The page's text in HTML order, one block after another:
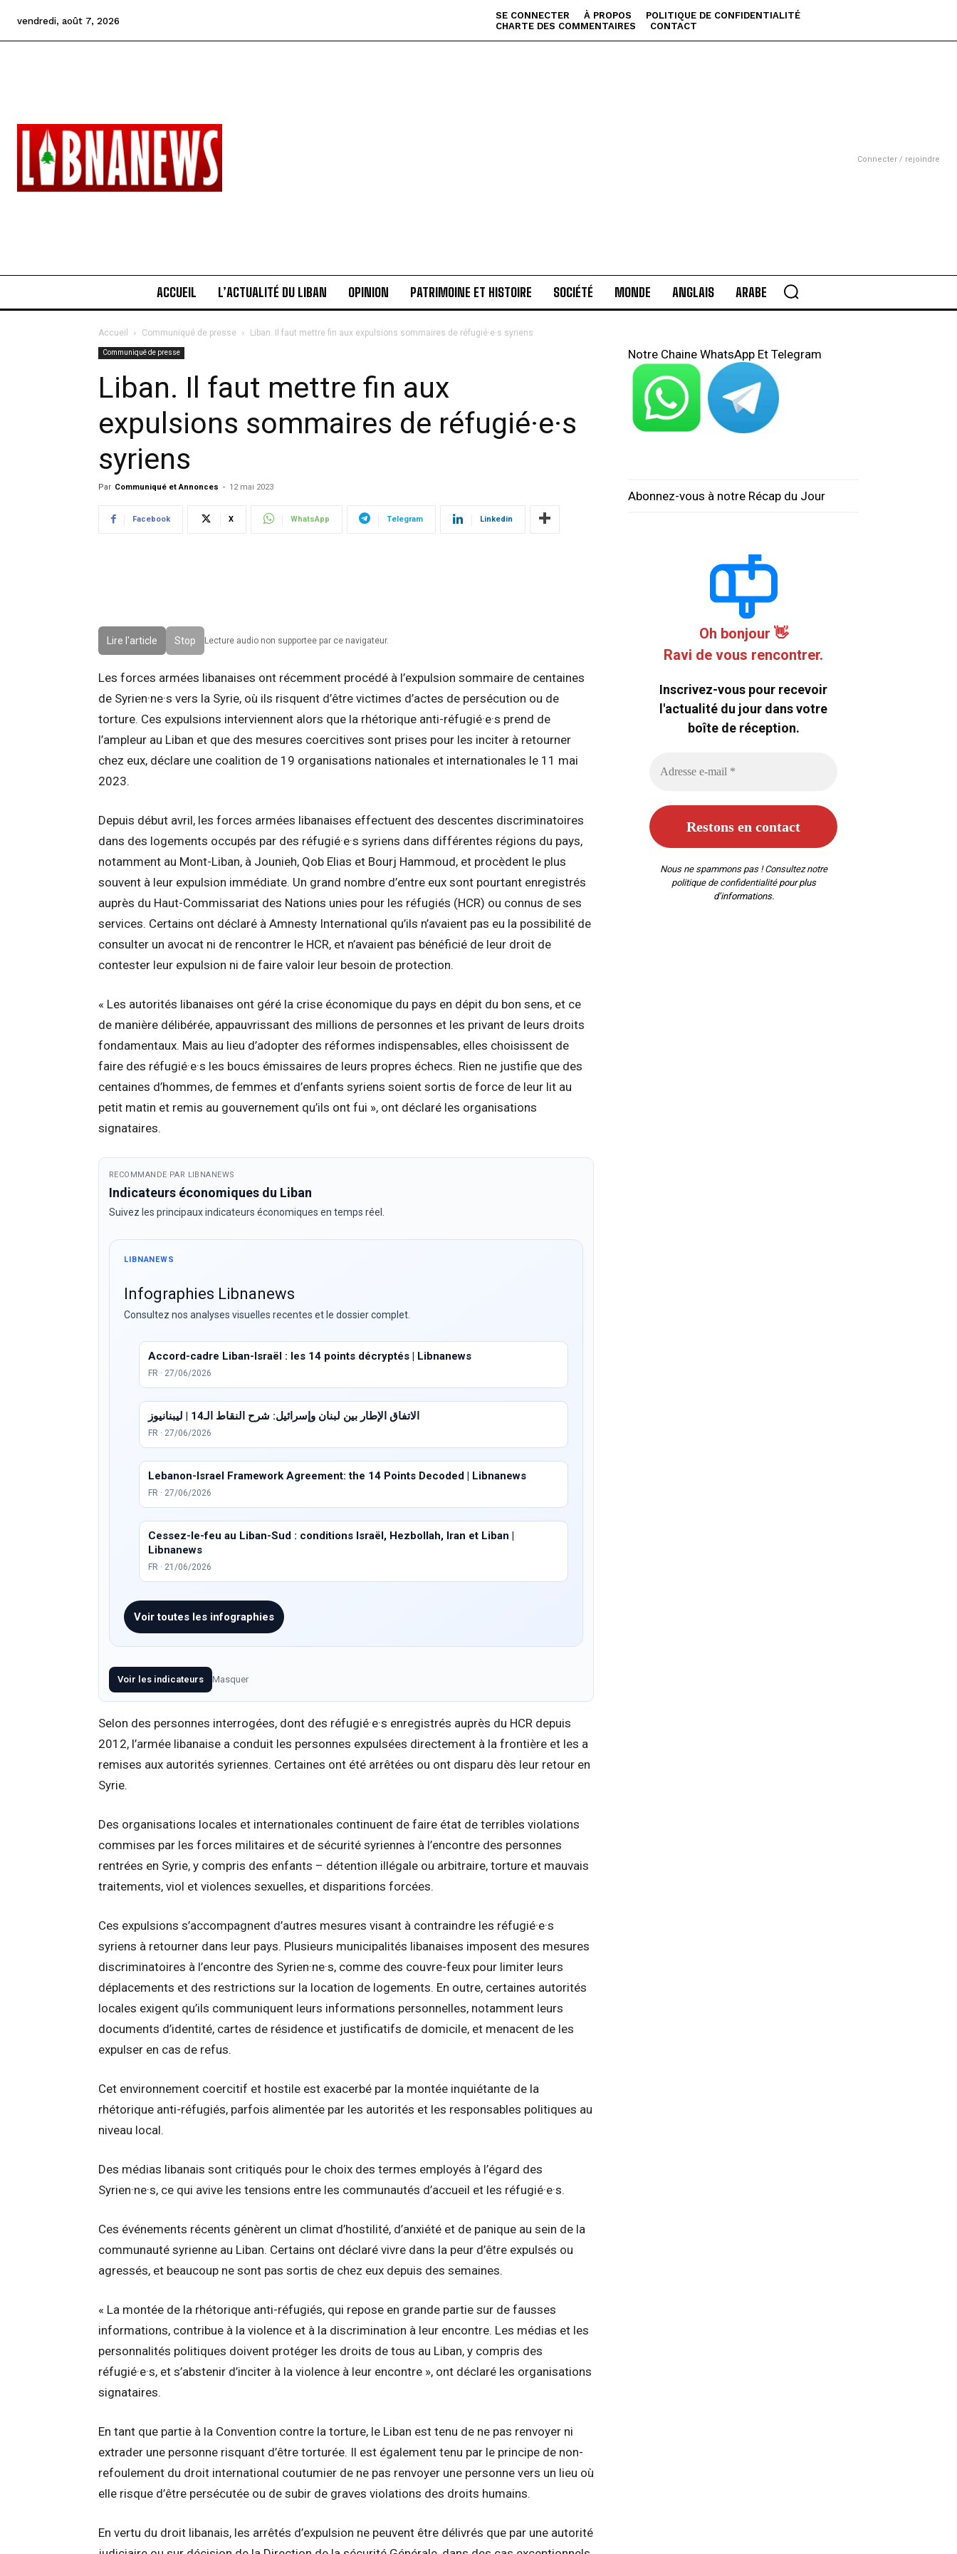
vendredi, août 7, 2026 SE CONNECTER À PROPOS
POLITIQUE DE CONFIDENTIALITÉ
CHARTE DES COMMENTAIRES
CONTACT
Connecter / rejoindre
ACCUEIL L’ACTUALITÉ DU LIBAN OPINION PATRIMOINE ET HISTOIRE SOCIÉTÉ MONDE ANGLAIS ARABE
Accueil Communiqué de presse Liban. Il faut mettre fin aux expulsions sommaires de réfugié·e·s syriens
Communiqué de presse
Liban. Il faut mettre fin aux
expulsions sommaires de réfugié·e·s
syriens
Par Communiqué et Annonces - 12 mai 2023
Facebook X WhatsApp Telegram Linkedin
Lire l'article Stop Lecture audio non supportee par ce navigateur.
Les forces armées libanaises ont récemment procédé à l’expulsion sommaire de centaines
de Syrien·ne·s vers la Syrie, où ils risquent d’être victimes d’actes de persécution ou de
torture. Ces expulsions interviennent alors que la rhétorique anti-réfugié·e·s prend de
l’ampleur au Liban et que des mesures coercitives sont prises pour les inciter à retourner
chez eux, déclare une coalition de 19 organisations nationales et internationales le 11 mai
2023.
Depuis début avril, les forces armées libanaises effectuent des descentes discriminatoires
dans des logements occupés par des réfugié·e·s syriens dans différentes régions du pays,
notamment au Mont-Liban, à Jounieh, Qob Elias et Bourj Hammoud, et procèdent le plus
souvent à leur expulsion immédiate. Un grand nombre d’entre eux sont pourtant enregistrés
auprès du Haut-Commissariat des Nations unies pour les réfugiés (HCR) ou connus de ses
services. Certains ont déclaré à Amnesty International qu’ils n’avaient pas eu la possibilité de
consulter un avocat ni de rencontrer le HCR, et n’avaient pas bénéficié de leur droit de
contester leur expulsion ni de faire valoir leur besoin de protection.
« Les autorités libanaises ont géré la crise économique du pays en dépit du bon sens, et ce
de manière délibérée, appauvrissant des millions de personnes et les privant de leurs droits
fondamentaux. Mais au lieu d’adopter des réformes indispensables, elles choisissent de
faire des réfugié·e·s les boucs émissaires de leurs propres échecs. Rien ne justifie que des
centaines d’hommes, de femmes et d’enfants syriens soient sortis de force de leur lit au
petit matin et remis au gouvernement qu’ils ont fui », ont déclaré les organisations
signataires.
RECOMMANDE PAR LIBNANEWS
Indicateurs économiques du Liban
Suivez les principaux indicateurs économiques en temps réel.
LIBNANEWS
Infographies Libnanews
Consultez nos analyses visuelles recentes et le dossier complet.
Accord-cadre Liban-Israël : les 14 points décryptés | Libnanews
FR · 27/06/2026
الاتفاق الإطار بين لبنان وإسرائيل: شرح النقاط الـ14 | ليبنانيوز
FR · 27/06/2026
Lebanon-Israel Framework Agreement: the 14 Points Decoded | Libnanews
FR · 27/06/2026
Cessez-le-feu au Liban-Sud : conditions Israël, Hezbollah, Iran et Liban |
Libnanews
FR · 21/06/2026
Voir toutes les infographies
Voir les indicateurs Masquer
Selon des personnes interrogées, dont des réfugié·e·s enregistrés auprès du HCR depuis
2012, l’armée libanaise a conduit les personnes expulsées directement à la frontière et les a
remises aux autorités syriennes. Certaines ont été arrêtées ou ont disparu dès leur retour en
Syrie.
Des organisations locales et internationales continuent de faire état de terribles violations
commises par les forces militaires et de sécurité syriennes à l’encontre des personnes
rentrées en Syrie, y compris des enfants – détention illégale ou arbitraire, torture et mauvais
traitements, viol et violences sexuelles, et disparitions forcées.
Ces expulsions s’accompagnent d’autres mesures visant à contraindre les réfugié·e·s
syriens à retourner dans leur pays. Plusieurs municipalités libanaises imposent des mesures
discriminatoires à l’encontre des Syrien·ne·s, comme des couvre-feux pour limiter leurs
déplacements et des restrictions sur la location de logements. En outre, certaines autorités
locales exigent qu’ils communiquent leurs informations personnelles, notamment leurs
documents d’identité, cartes de résidence et justificatifs de domicile, et menacent de les
expulser en cas de refus.
Cet environnement coercitif et hostile est exacerbé par la montée inquiétante de la
rhétorique anti-réfugiés, parfois alimentée par les autorités et les responsables politiques au
niveau local.
Des médias libanais sont critiqués pour le choix des termes employés à l’égard des
Syrien·ne·s, ce qui avive les tensions entre les communautés d’accueil et les réfugié·e·s.
Ces événements récents génèrent un climat d’hostilité, d’anxiété et de panique au sein de la
communauté syrienne au Liban. Certains ont déclaré vivre dans la peur d’être expulsés ou
agressés, et beaucoup ne sont pas sortis de chez eux depuis des semaines.
« La montée de la rhétorique anti-réfugiés, qui repose en grande partie sur de fausses
informations, contribue à la violence et à la discrimination à leur encontre. Les médias et les
personnalités politiques doivent protéger les droits de tous au Liban, y compris des
réfugié·e·s, et s’abstenir d’inciter à la violence à leur encontre », ont déclaré les organisations
signataires.
En tant que partie à la Convention contre la torture, le Liban est tenu de ne pas renvoyer ni
extrader une personne risquant d’être torturée. Il est également tenu par le principe de non-
refoulement du droit international coutumier de ne pas renvoyer une personne vers un lieu où
elle risque d’être persécutée ou de subir de graves violations des droits humains.
En vertu du droit libanais, les arrêtés d’expulsion ne peuvent être délivrés que par une autorité
Notre Chaine WhatsApp Et Telegram
Abonnez-vous à notre Récap du Jour
Oh bonjour 👋
Ravi de vous rencontrer.
Inscrivez-vous pour recevoir
l'actualité du jour dans votre
boîte de réception.
Nous ne spammons pas ! Consultez notre
politique de confidentialitépour plus
d’informations.